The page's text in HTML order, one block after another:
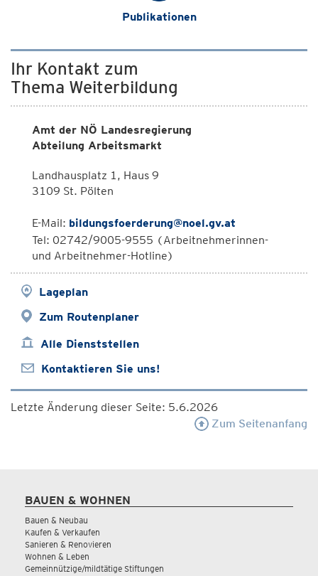
Publikationen
Ihr Kontakt zum
Thema Weiterbildung
Amt der NÖ Landesregierung
Abteilung Arbeitsmarkt
Landhausplatz 1, Haus 9
3109 St. Pölten
E-Mail: bildungsfoerderung@noel.gv.at
Tel: 02742/9005-9555 (Arbeitnehmerinnen-
und Arbeitnehmer-Hotline)
Lageplan
Zum Routenplaner
Alle Dienststellen
Kontaktieren Sie uns!
Letzte Änderung dieser Seite: 5.6.2026
Zum Seitenanfang
BAUEN & WOHNEN
Bauen & Neubau
Kaufen & Verkaufen
Sanieren & Renovieren
Wohnen & Leben
Gemeinnützige/mildtätige Stiftungen